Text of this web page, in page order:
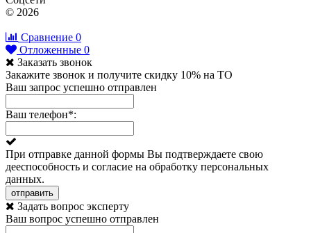
© 2026
Сравнение 0
Отложенные 0
Заказать звонок
Закажите звонок и получите скидку 10% на ТО
Ваш запрос успешно отправлен
Ваш телефон*:
При отправке данной формы Вы подтверждаете свою
дееспособность и согласие на обработку персональных
данных.
отправить
Задать вопрос эксперту
Ваш вопрос успешно отправлен